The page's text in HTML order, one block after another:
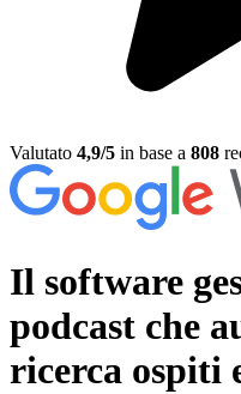
Valutato 4,9/5 in base a 808
Il software
podcast che
ricerca ospiti